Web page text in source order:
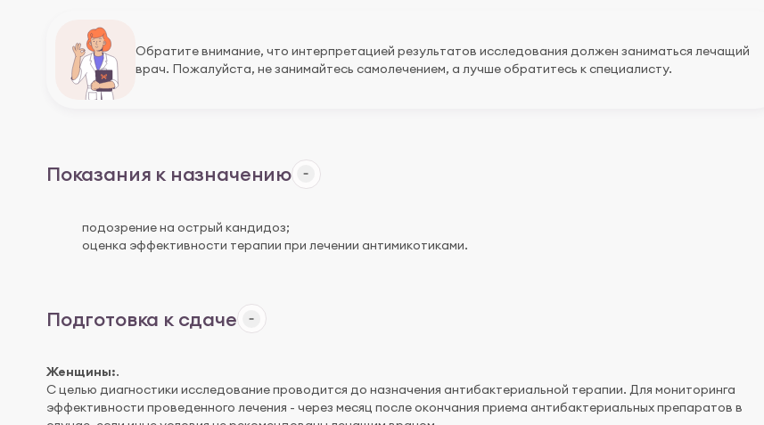
Обратите внимание, что интерпретацией результатов исследования должен заниматься лечащий
врач. Пожалуйста, не занимайтесь самолечением, а лучше обратитесь к специалисту.
Показания к назначению
подозрение на острый кандидоз;
оценка эффективности терапии при лечении антимикотиками.
Подготовка к сдаче
Женщины:.
С целью диагностики исследование проводится до назначения антибактериальной терапии. Для мониторинга
эффективности проведенного лечения - через месяц после окончания приема антибактериальных препаратов в